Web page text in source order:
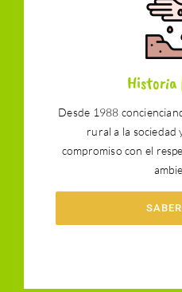
Historia
Desde 1988
rural a la sociedad
compromiso con el